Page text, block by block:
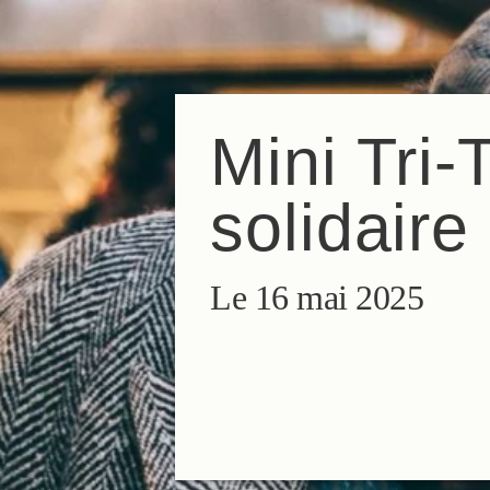
Mini Tri-
solidaire
Le 16 mai 2025
FRENES DENL